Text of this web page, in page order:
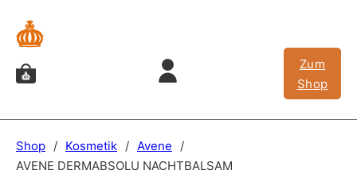
Zum
Shop
Shop / Kosmetik / Avene
/
AVENE DERMABSOLU NACHTBALSAM